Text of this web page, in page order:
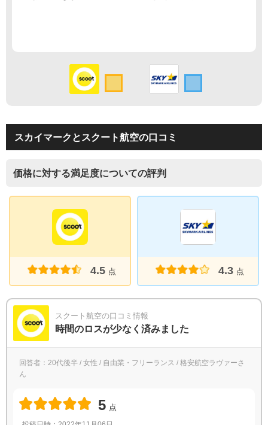
スカイマークとスクート航空の口コミ
価格に対する満足度についての評判
4.5 点 4.3 点
スクート航空の口コミ情報
時間のロスが少なく済みました
回答者：20代後半 / 女性 / 自由業・フリーランス / 格安航空ラヴァーさ
ん
5 点